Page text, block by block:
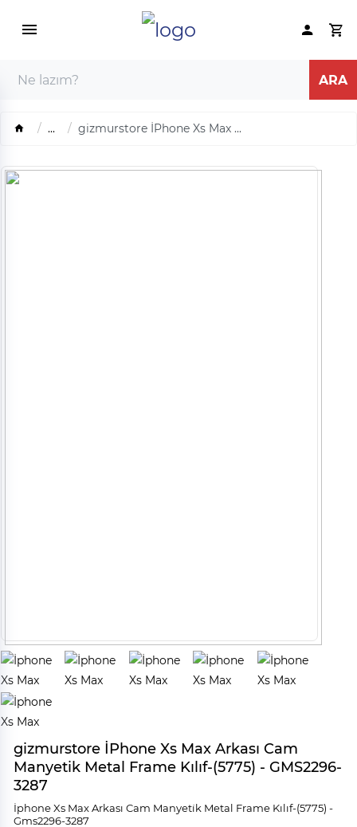
... gizmurstore İPhone Xs Max ...
gizmurstore İPhone Xs Max Arkası Cam
Manyetik Metal Frame Kılıf-(5775) - GMS2296-
3287
İphone Xs Max Arkası Cam Manyeti̇k Metal Frame Kılıf-(5775) -
Gms2296-3287